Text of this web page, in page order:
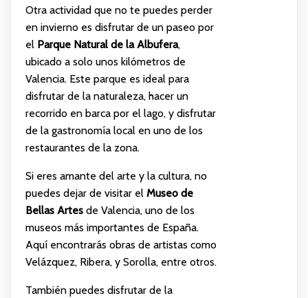
Otra actividad que no te puedes perder
en invierno es disfrutar de un paseo por
el Parque Natural de la Albufera,
ubicado a solo unos kilómetros de
Valencia. Este parque es ideal para
disfrutar de la naturaleza, hacer un
recorrido en barca por el lago, y disfrutar
de la gastronomía local en uno de los
restaurantes de la zona.
Si eres amante del arte y la cultura, no
puedes dejar de visitar el Museo de
Bellas Artesde Valencia, uno de los
museos más importantes de España.
Aquí encontrarás obras de artistas como
Velázquez, Ribera, y Sorolla, entre otros.
También puedes disfrutar de la